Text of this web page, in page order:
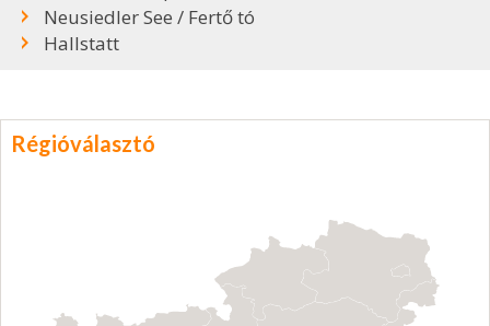
Neusiedler See / Fertő tó
Hallstatt
Régióválasztó